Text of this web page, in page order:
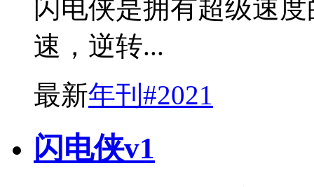
闪电侠是拥有超级速
速，逆转...
最新年刊#2021
闪电侠v1